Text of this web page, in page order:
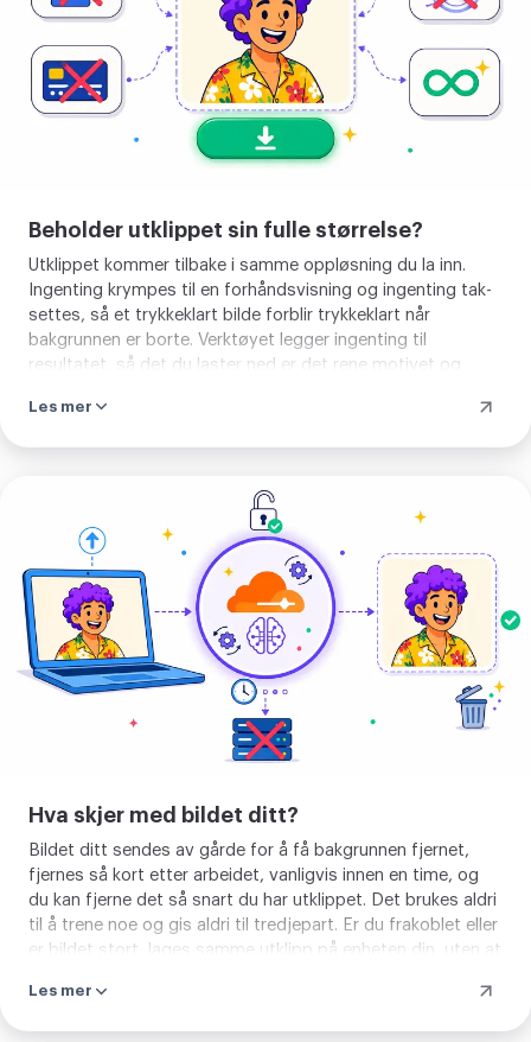
Beholder utklippet sin fulle størrelse?
Utklippet kommer tilbake i samme oppløsning du la inn.
Ingenting krympes til en forhåndsvisning og ingenting tak-
settes, så et trykkeklart bilde forblir trykkeklart når
bakgrunnen er borte. Verktøyet legger ingenting til
resultatet, så det du laster ned er det rene motivet og
stempel i midten.
Les mer
bakgrunn
Hva skjer med bildet ditt?
Bildet ditt sendes av gårde for å få bakgrunnen fjernet,
fjernes så kort etter arbeidet, vanligvis innen en time, og
du kan fjerne det så snart du har utklippet. Det brukes aldri
til å trene noe og gis aldri til tredjepart. Er du frakoblet eller
er bildet stort, lages samme utklipp på enheten din, uten at
Les mer